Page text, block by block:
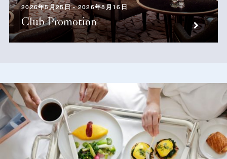
2026年5月25日 - 2026年8月16日
Club Promotion